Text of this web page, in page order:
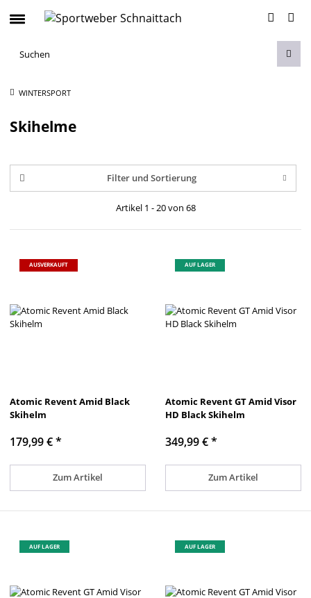
WINTERSPORT
Skihelme
Filter und Sortierung
Artikel 1 - 20 von 68
AUSVERKAUFT
Atomic Revent Amid Black
Skihelm
179,99 €*
Zum Artikel
AUF LAGER
Atomic Revent GT Amid Visor
HD Black Skihelm
349,99 €*
Zum Artikel
AUF LAGER AUF LAGER